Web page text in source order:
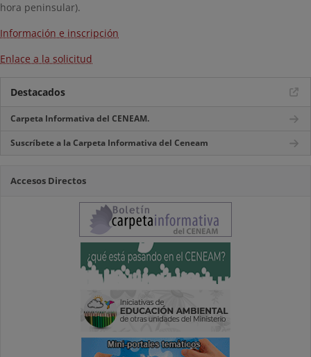
hora peninsular).
Información e inscripción
Enlace a la solicitud
Destacados
Carpeta Informativa del CENEAM.
Suscríbete a la Carpeta Informativa del Ceneam
Accesos Directos